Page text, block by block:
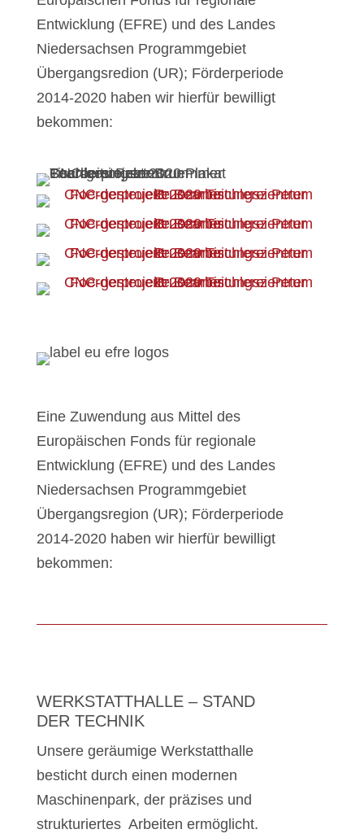
Entwicklung (EFRE) und des Landes
Niedersachsen Programmgebiet
Übergangsredion (UR); Förderperiode
2014-2020 haben wir hierfür bewilligt
bekommen:
Eine Zuwendung aus Mittel des
Europäischen Fonds für regionale
Entwicklung (EFRE) und des Landes
Niedersachsen Programmgebiet
Übergangsregion (UR); Förderperiode
2014-2020 haben wir hierfür bewilligt
bekommen:
WERKSTATTHALLE – STAND
DER TECHNIK
Unsere geräumige Werkstatthalle
besticht durch einen modernen
Maschinenpark, der präzises und
strukturiertes Arbeiten ermöglicht.